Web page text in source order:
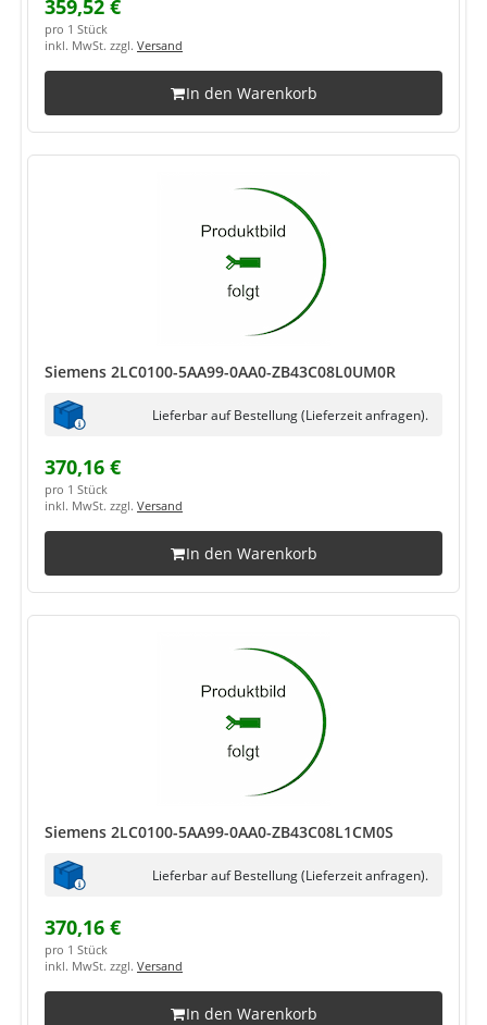
359,52 €
pro 1 Stück
inkl. MwSt. zzgl. Versand
In den Warenkorb
Siemens 2LC0100-5AA99-0AA0-ZB43C08L0UM0R
Lieferbar auf Bestellung (Lieferzeit anfragen).
370,16 €
pro 1 Stück
inkl. MwSt. zzgl. Versand
In den Warenkorb
Siemens 2LC0100-5AA99-0AA0-ZB43C08L1CM0S
Lieferbar auf Bestellung (Lieferzeit anfragen).
370,16 €
pro 1 Stück
inkl. MwSt. zzgl. Versand
In den Warenkorb